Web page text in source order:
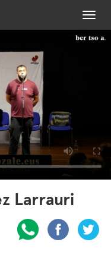
Larrauri